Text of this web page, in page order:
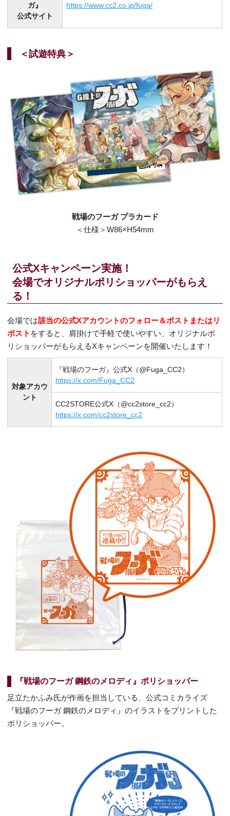
ガ』
公式サイト
https://www.cc2.co.jp/fuga/
＜試遊特典＞
戦場のフーガ プラカード
＜仕様＞W86×H54mm
公式Xキャンペーン実施！
会場でオリジナルポリショッパーがもらえ
る！
会場では該当の公式Xアカウントのフォロー＆ポストまたはリ
ポスト をすると、肩掛けで手軽で使いやすい、オリジナルポ
リショッパーがもらえるXキャンペーンを開催いたします！
対象アカウ
ント
『戦場のフーガ』公式X（@Fuga_CC2）
https://x.com/Fuga_CC2
CC2STORE公式X（@cc2store_cc2）
https://x.com/cc2store_cc2
『戦場のフーガ 鋼鉄のメロディ』ポリショッパー
足立たかふみ氏が作画を担当している、公式コミカライズ
『戦場のフーガ 鋼鉄のメロディ』のイラストをプリントした
ポリショッパー。